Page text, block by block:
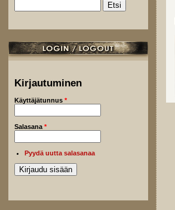
Hakulomake
Kirjautuminen
Käyttäjätunnus *
Salasana *
Pyydä uutta salasanaa